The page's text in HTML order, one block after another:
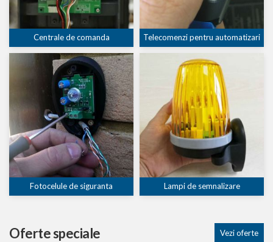
Centrale de comanda Telecomenzi pentru automatizari
Fotocelule de siguranta Lampi de semnalizare
Oferte speciale Vezi oferte